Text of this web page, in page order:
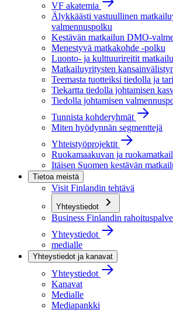
VF akatemia
Älykkäästi vastuullinen
valmennuspolku
Kestävän matkailun DMO-
Menestyvä matkakohde -polku
Luonto- ja kulttuurireitit
Matkailuyritysten
Teemasta tuotteiksi tiedolla ja
Tiekartta tiedolla johtamisen
Tiedolla johtamisen
Tunnista kohderyhmät
Miten hyödynnän segmenttejä
Yhteistyöprojektit
Ruokamaakuvan ja
Itäisen Suomen kestävän
Tietoa meistä
Visit Finlandin tehtävä
Yhteystiedot
Business Finlandin
Yhteystiedot
medialle
Yhteystiedot ja kanavat
Yhteystiedot
Kanavat
Medialle
Mediapankki